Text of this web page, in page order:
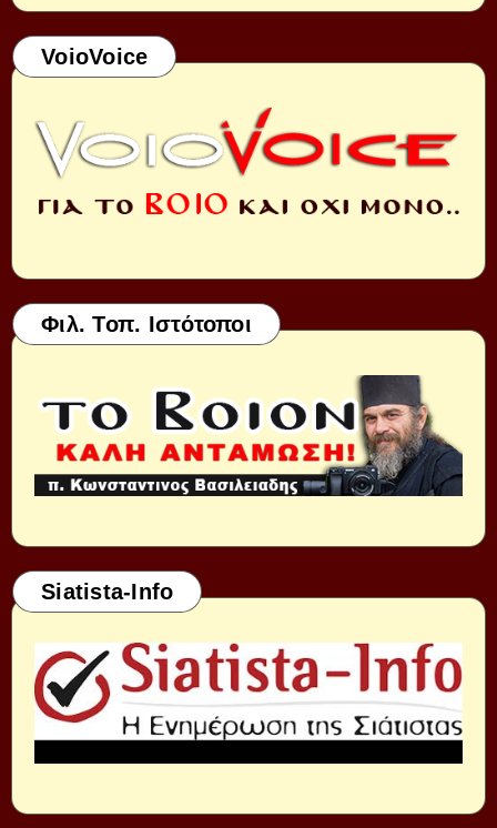
VoioVoice
Φιλ. Τοπ. Ιστότοποι
Siatista-Info